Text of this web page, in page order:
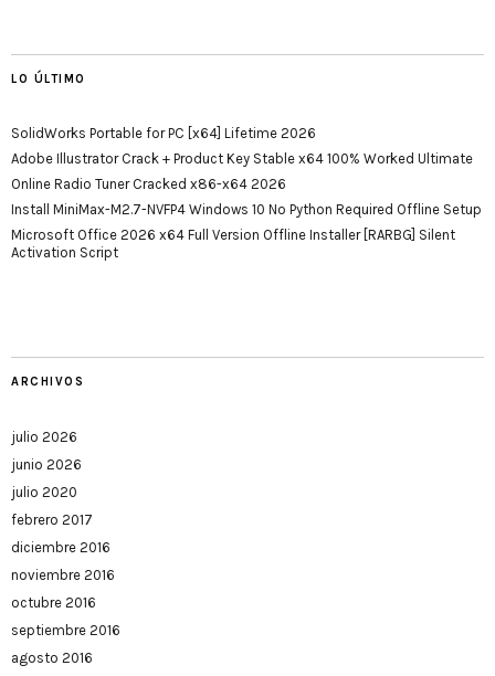
LO ÚLTIMO
SolidWorks Portable for PC [x64] Lifetime 2026
Adobe Illustrator Crack + Product Key Stable x64 100% Worked Ultimate
Online Radio Tuner Cracked x86-x64 2026
Install MiniMax-M2.7-NVFP4 Windows 10 No Python Required Offline Setup
Microsoft Office 2026 x64 Full Version Offline Installer [RARBG] Silent
Activation Script
ARCHIVOS
julio 2026
junio 2026
julio 2020
febrero 2017
diciembre 2016
noviembre 2016
octubre 2016
septiembre 2016
agosto 2016